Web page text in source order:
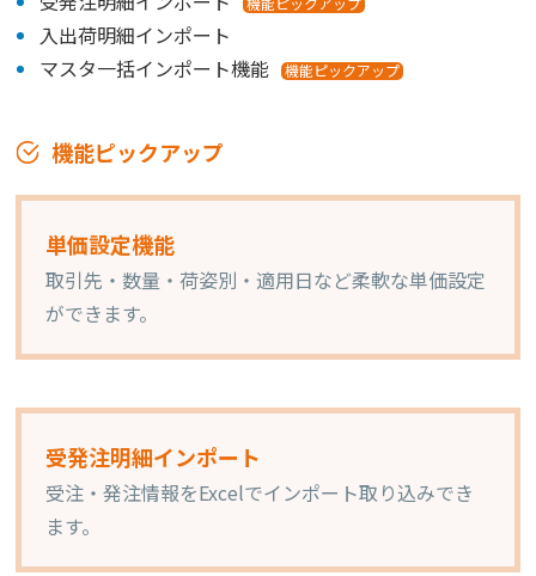
入出荷明細インポート
マスタ一括インポート機能
機能ピックアップ
機能ピックアップ
単価設定機能
取引先・数量・荷姿別・適用日など柔軟な単価設定
ができます。
受発注明細インポート
受注・発注情報をExcelでインポート取り込みでき
ます。